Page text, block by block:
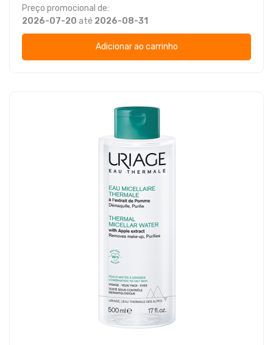
Preço promocional de:
2026-07-20 até 2026-08-31
Adicionar ao carrinho